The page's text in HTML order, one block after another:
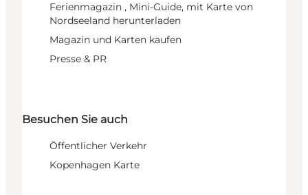
Ferienmagazin , Mini-Guide, mit Karte von
Nordseeland herunterladen
Magazin und Karten kaufen
Presse & PR
Besuchen Sie auch
Öffentlicher Verkehr
Kopenhagen Karte